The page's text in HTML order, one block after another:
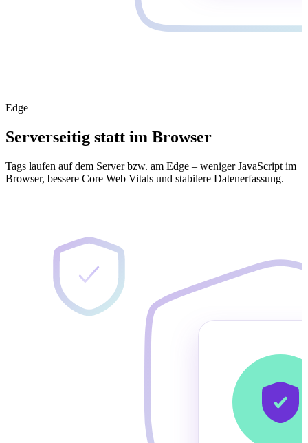
Edge
Serverseitig statt im Browser
Tags laufen auf dem Server bzw. am Edge – weniger JavaScript im
Browser, bessere Core Web Vitals und stabilere Datenerfassung.